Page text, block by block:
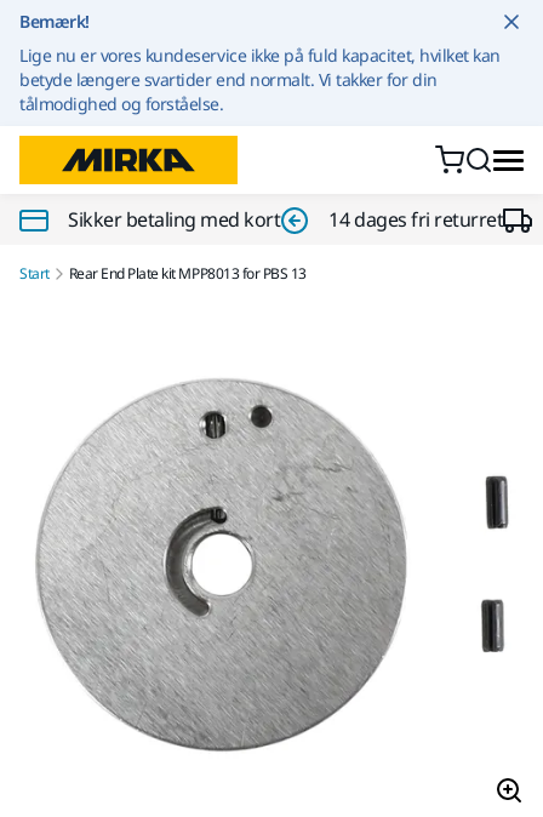
Bemærk!
Lige nu er vores kundeservice ikke på fuld kapacitet, hvilket kan
betyde længere svartider end normalt. Vi takker for din
tålmodighed og forståelse.
Sikker betaling med kort 14 dages fri returret
Start Rear End Plate kit MPP8013 for PBS 13